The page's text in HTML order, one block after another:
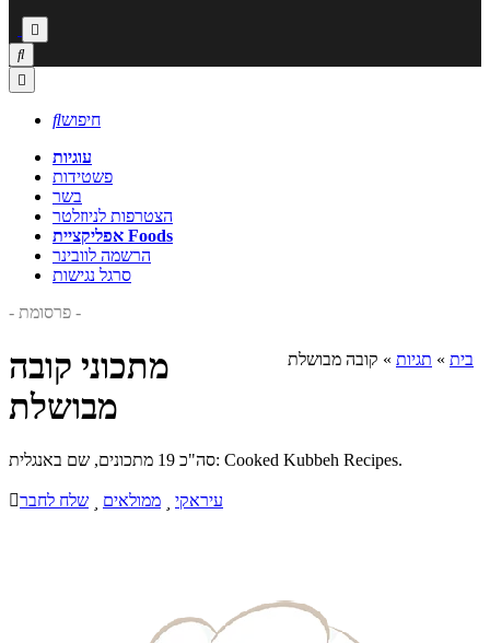



חיפוש
עוגיות
פשטידות
בשר
הצטרפות לניוזלטר
אפליקציית Foods
הרשמה לוובינר
סרגל נגישות
- פרסומת -
בית » תגיות » קובה מבושלת
מתכוני קובה
מבושלת
סה"כ 19 מתכונים, שם באנגלית: Cooked Kubbeh Recipes.
שלח לחבר ממולאים עיראקי